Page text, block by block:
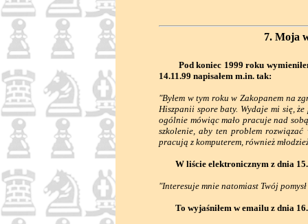
7. Moja
Pod koniec 1999 roku
14.11.99 napisałem m.in. tak:
"Byłem w tym roku w Zakopanem na
Hiszpanii spore baty. Wydaje mi się, że
ogólnie mówiąc mało pracuje nad
szkolenie, aby ten problem
pracują z komputerem, również
W liście elektronicznym z dnia
"Interesuje mnie natomiast Twój
To wyjaśniłem w emailu z dnia